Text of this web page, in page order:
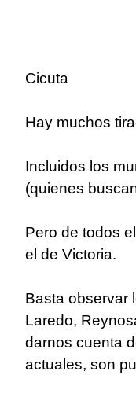
Cicuta
Hay muchos
Incluidos los
(quienes
Pero de todos
el de Victoria.
Basta observar
Laredo,
darnos cuenta
actuales, son